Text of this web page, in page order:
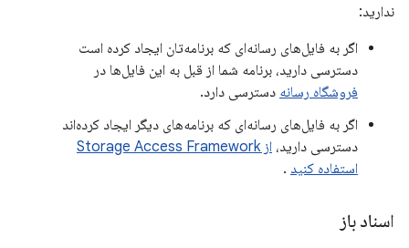
ندارید:
اگر به فایل‌های رسانه‌ای که برنامه‌تان ایجاد کرده است
دسترسی دارید، برنامه شما از قبل به این فایل‌ها در
فروشگاه رسانه دسترسی دارد.
اگر به فایل‌های رسانه‌ای که برنامه‌های دیگر ایجاد کرده‌اند
دسترسی دارید،
از Storage Access Framework
استفاده کنید .
اسناد باز